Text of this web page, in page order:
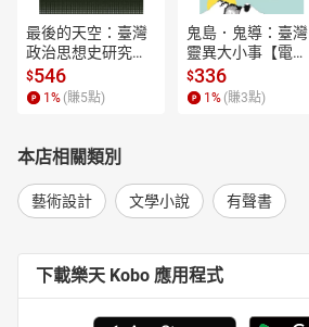
最後的天空：臺灣
政治思想史研究
【電子書】
$546
1 % (賺5點)
鬼島．鬼導：臺灣
靈異大小事【電子
書】
$336
1 % (賺3點)
本店相關類別
藝術設計 文學小說 有聲書
下載樂天 Kobo 應用程式